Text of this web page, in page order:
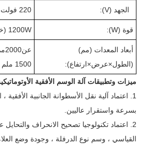
الجهد (V): 220 فولت
قوة (W): 1200W (
أبعاد المعدات (مم)
(الطول×عرض×ارتفاع):
عن2000
1500 ملم
ميزات وتطبيقات آلة الوسم الأفقية
1. اعتماد آلية نقل الأسطوانة الجانبية الأفقية
بسرعة واستقرار عاليين.
2. اعتماد تكنولوجيا تصحيح الانحراف
القياسي ، وسم نوع الدرفلة ، وجودة وضع